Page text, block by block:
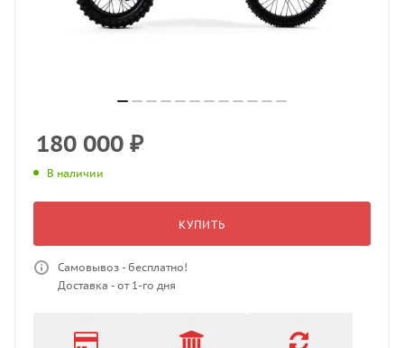
180 000 ₽
В наличии
КУПИТЬ
Самовывоз - бесплатно!
Доставка - от 1-го дня